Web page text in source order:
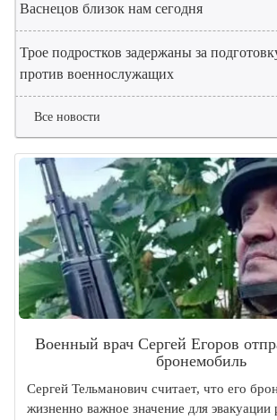
Васнецов близок нам сегодня
Трое подростков задержаны за
против военнослужащих
Все новости
Военный врач Сергей Егоров
бронемобиль
Сергей Тельманович считает, что его
жизненно важное значение для